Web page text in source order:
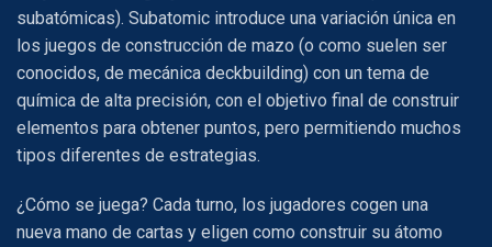
subatómicas). Subatomic introduce una variación única en
los juegos de construcción de mazo (o como suelen ser
conocidos, de mecánica deckbuilding) con un tema de
química de alta precisión, con el objetivo final de construir
elementos para obtener puntos, pero permitiendo muchos
tipos diferentes de estrategias.
¿Cómo se juega? Cada turno, los jugadores cogen una
nueva mano de cartas y eligen como construir su átomo